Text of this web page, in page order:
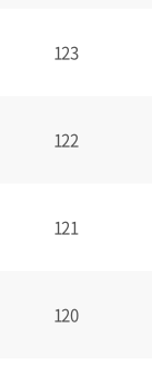
123
122
121
120